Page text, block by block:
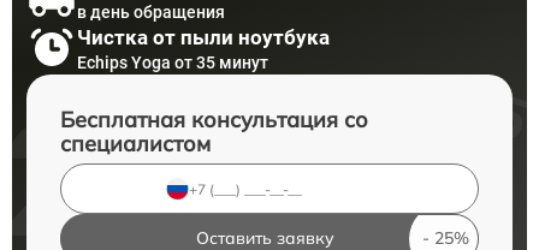
в день обращения
Чистка от пыли ноутбука
Echips Yoga от 35 минут
Бесплатная консультация со
специалистом
Оставить заявку